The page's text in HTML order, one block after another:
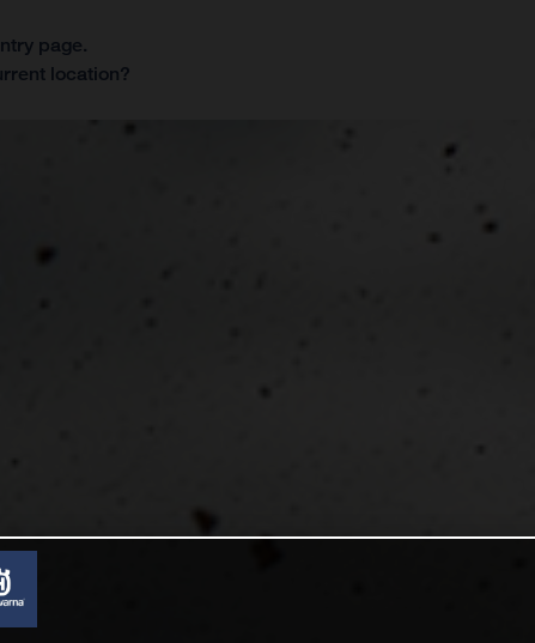
page.
location?